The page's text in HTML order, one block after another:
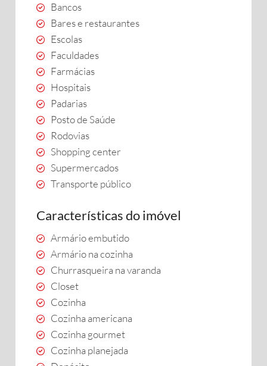
Bancos
Bares e restaurantes
Escolas
Faculdades
Farmácias
Hospitais
Padarias
Posto de Saúde
Rodovias
Shopping center
Supermercados
Transporte público
Características do imóvel
Armário embutido
Armário na cozinha
Churrasqueira na varanda
Closet
Cozinha
Cozinha americana
Cozinha gourmet
Cozinha planejada